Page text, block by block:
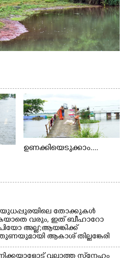
ഉണക്കിയെടുക്കാം....
തോക്കുകൾ
വരും, ഇത് ബീഹാറോ
അല്ല';ആയങ്കിക്ക്
ആകാശ് തില്ലങ്കേരി